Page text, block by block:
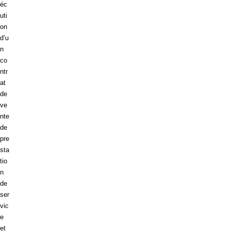
éc
uti
on
d’u
n
co
ntr
at
de
ve
nte
de
pre
sta
tio
n
de
ser
vic
e
et